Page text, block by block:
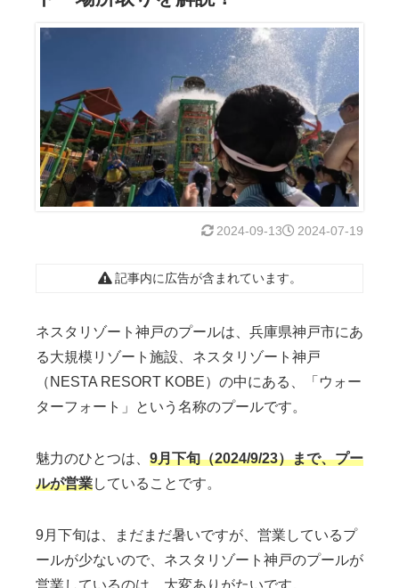
2024-07-19
2024-09-13
記事内に広告が含まれています。
ネスタリゾート神戸のプールは、兵庫県神戸市にあ
る大規模リゾート施設、ネスタリゾート神戸
（NESTA RESORT KOBE）の中にある、「ウォー
ターフォート」という名称のプールです。
魅力のひとつは、 9月下旬（2024/9/23）まで、プー
ルが営業していることです。
9月下旬は、まだまだ暑いですが、営業しているプ
ールが少ないので、ネスタリゾート神戸のプールが